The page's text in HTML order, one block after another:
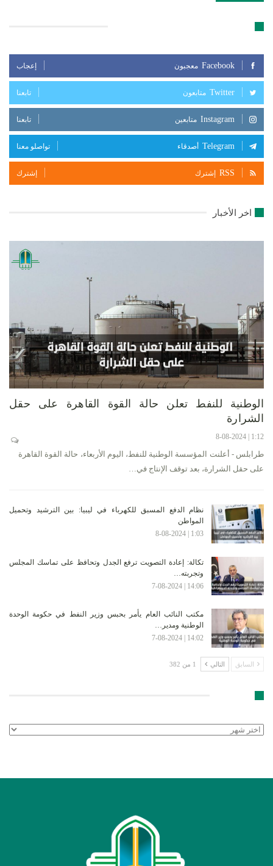
Facebook معجبون إعجاب
Twitter متابعون تابعنا
Instagram متابعين تابعنا
Telegram أصدقاء تواصلو معنا
RSS إشترك إشترك
اخر الأخبار
الوطنية للنفط تعلن حالة القوة القاهرة على حقل
الشرارة
1:12 | 8-08-2024
طرابلس - أعلنت المؤسسة الوطنية للنفط، اليوم الأربعاء، حالة القوة القاهرة
على حقل الشرارة، بعد توقف الإنتاج في…
نظام الدفع المسبق للكهرباء في ليبيا: بين الترشيد وتحميل
المواطن
1:03 | 8-08-2024
تكالة: إعادة التصويت ترفع الجدل وتحافظ على تماسك المجلس
وتجربته…
14:06 | 7-08-2024
مكتب النائب العام يأمر بحبس وزير النفط في حكومة الوحدة
الوطنية ومدير…
14:02 | 7-08-2024
السابق التالي 1 من 382
الأرشيف